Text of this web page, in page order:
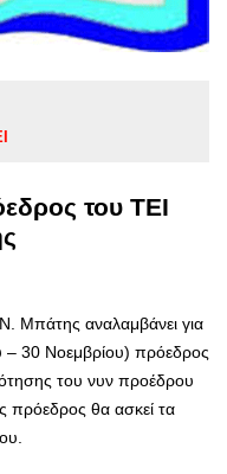
του ΤΕΙ
Μπάτης αναλαμβάνει για
– 30 Νοεμβρίου) πρόεδρος
του νυν προέδρου
πρόεδρος θα ασκεί τα